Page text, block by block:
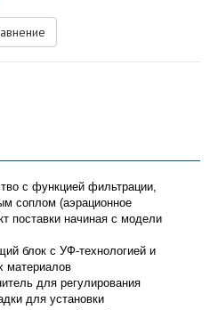
с функцией фильтрации,
соплом (аэрационное
поставки начиная с модели
блок с УФ-технологией и
материалов
для регулирования
для установки